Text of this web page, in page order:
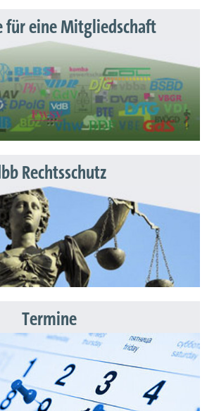
für eine Mitgliedschaft
Rechtsschutz
Termine